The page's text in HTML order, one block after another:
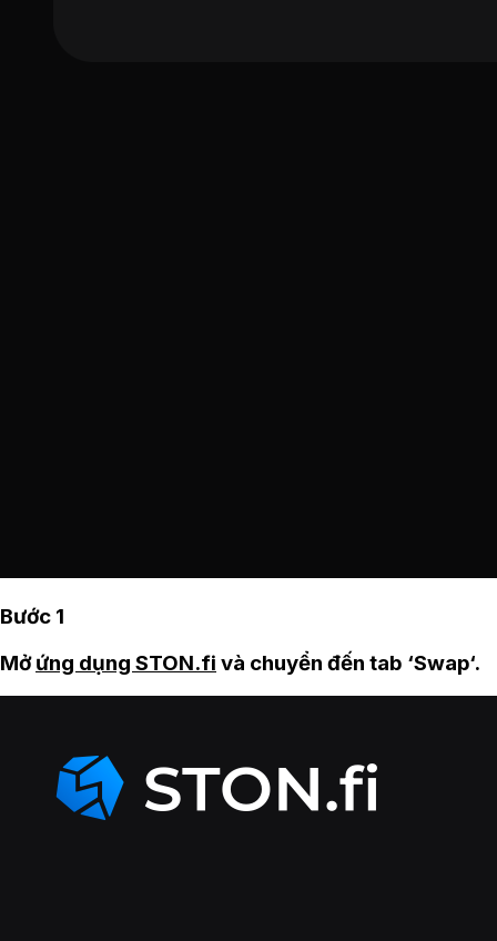
Bước 1
Mởứng dụng STON.fi và chuyển đến tab ‘Swap‘.